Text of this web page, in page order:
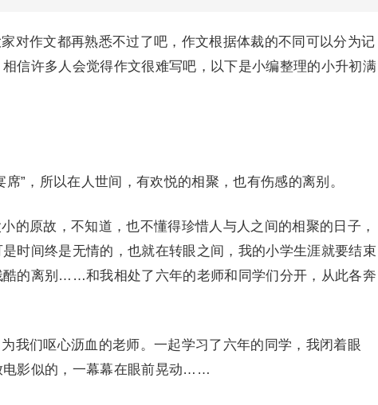
作文都再熟悉不过了吧，作文根据体裁的不同可以分为记
信许多人会觉得作文很难写吧，以下是小编整理的小升初满
，所以在人世间，有欢悦的相聚，也有伤感的离别。
原故，不知道，也不懂得珍惜人与人之间的相聚的日子，
时间终是无情的，也就在转眼之间，我的小学生涯就要结束
酷的离别……和我相处了六年的老师和同学们分开，从此各奔
们呕心沥血的老师。一起学习了六年的同学，我闭着眼
电影似的，一幕幕在眼前晃动……